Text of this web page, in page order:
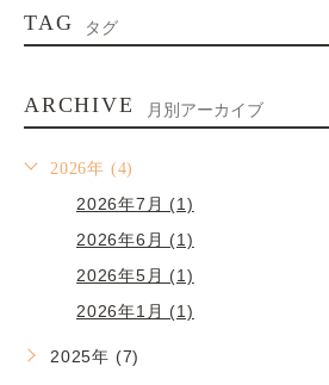
TAG タグ
ARCHIVE 月別アーカイブ
2026年 (4)
2026年7月 (1)
2026年6月 (1)
2026年5月 (1)
2026年1月 (1)
2025年 (7)